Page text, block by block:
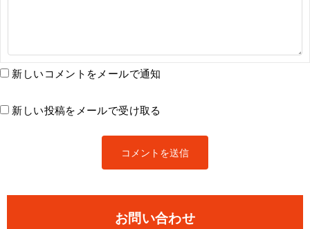
新しいコメントをメールで通知
新しい投稿をメールで受け取る
お問い合わせ